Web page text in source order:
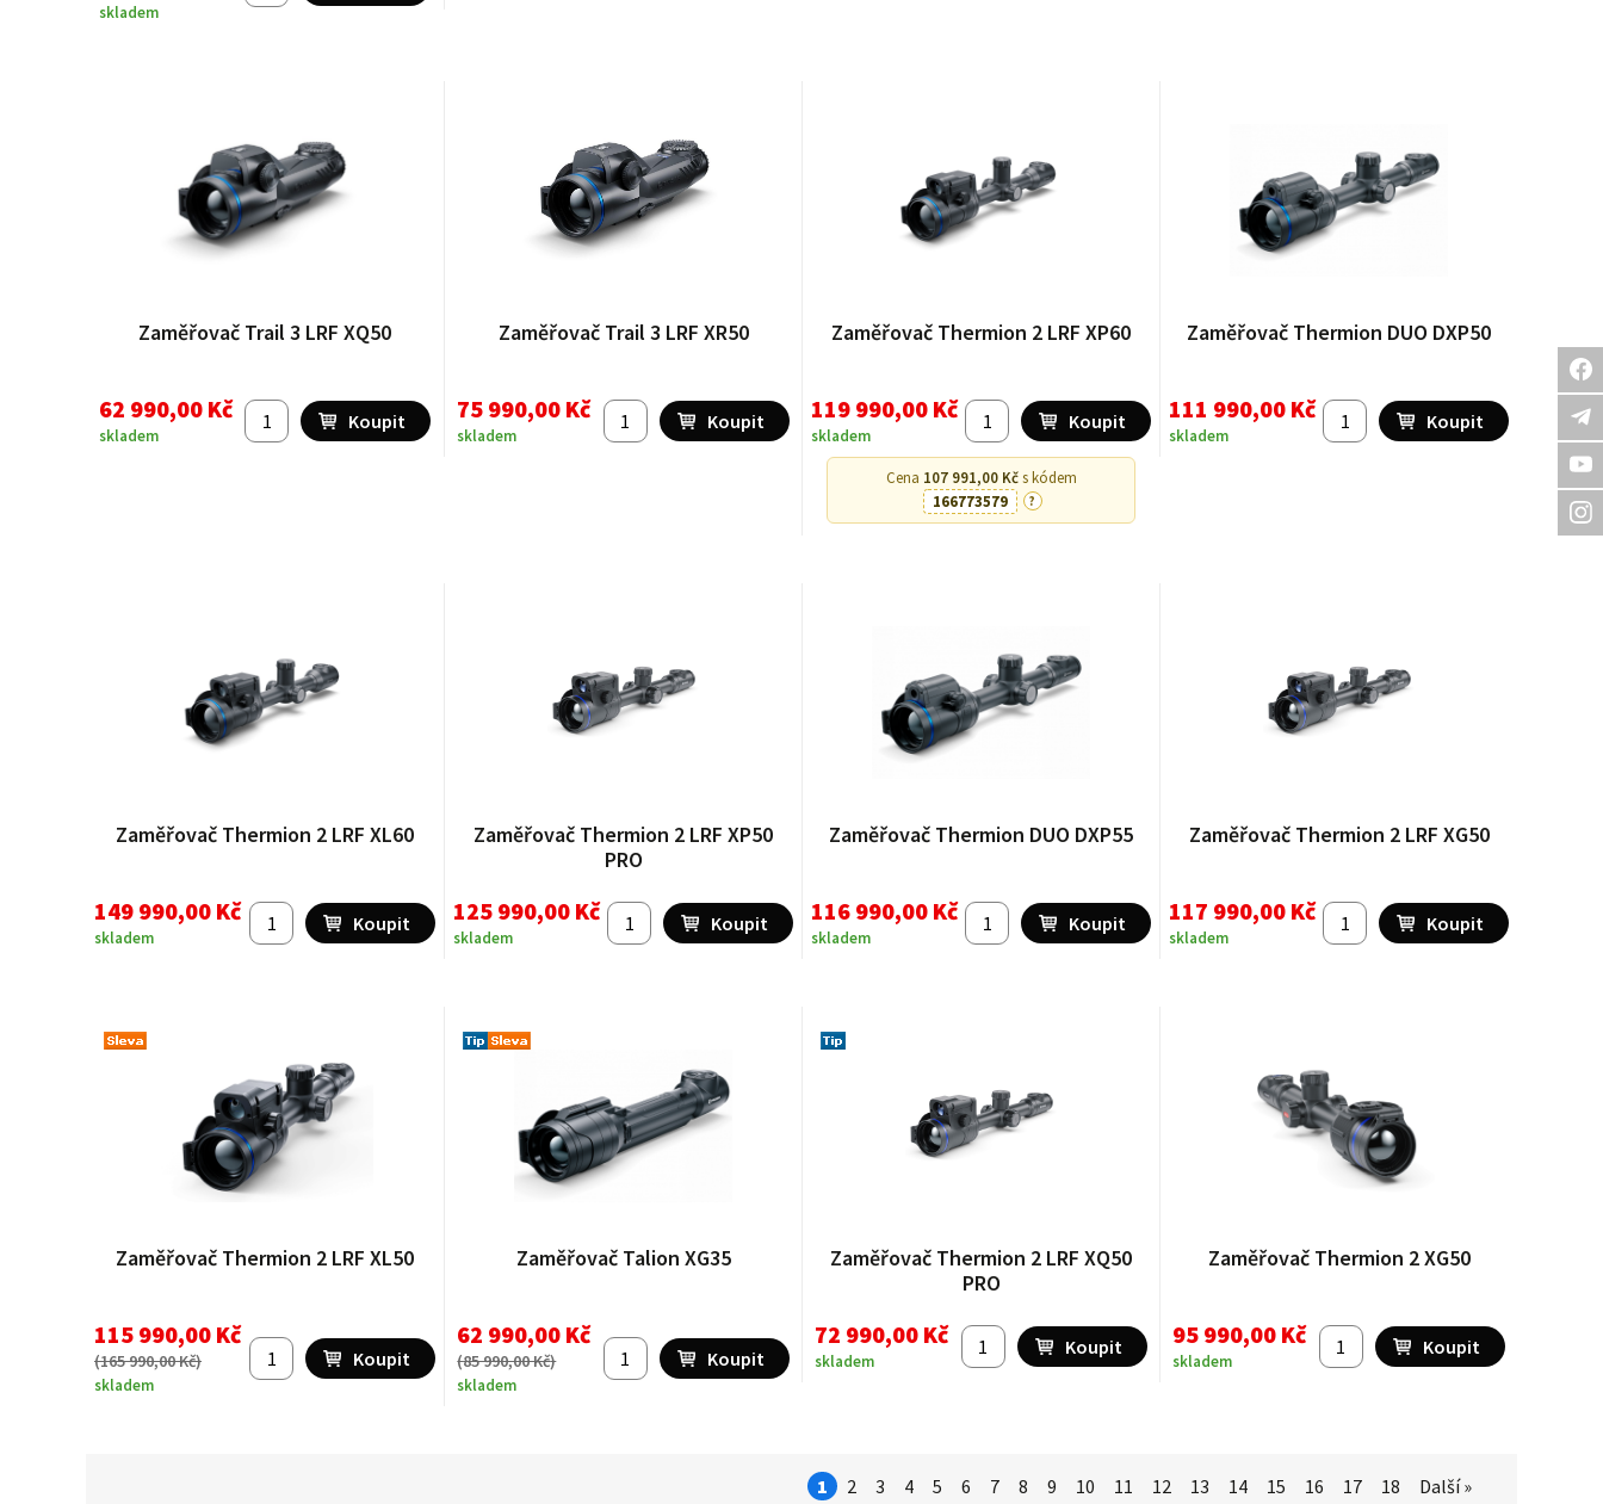
skladem
Zaměřovač Trail 3 LRF XQ50
62 990,00 Kč
skladem
Zaměřovač Trail 3 LRF XR50
75 990,00 Kč
skladem
Zaměřovač Thermion 2 LRF XP60
119 990,00 Kč
skladem
Cena 107 991,00 Kčs kódem
166773579
?
Zaměřovač Thermion DUO DXP50
111 990,00 Kč
skladem
Zaměřovač Thermion 2 LRF XL60
149 990,00 Kč
skladem
Zaměřovač Thermion 2 LRF XP50
PRO
125 990,00 Kč
skladem
Zaměřovač Thermion DUO DXP55
116 990,00 Kč
skladem
Zaměřovač Thermion 2 LRF XG50
117 990,00 Kč
skladem
Zaměřovač Thermion 2 LRF XL50
115 990,00 Kč
(165 990,00 Kč)
skladem
Zaměřovač Talion XG35
62 990,00 Kč
(85 990,00 Kč)
skladem
Zaměřovač Thermion 2 LRF XQ50
PRO
72 990,00 Kč
skladem
Zaměřovač Thermion 2 XG50
95 990,00 Kč
skladem
1 2 3 4 5 6 7 8 9 10 11 12 13 14 15 16 17 18 Další »